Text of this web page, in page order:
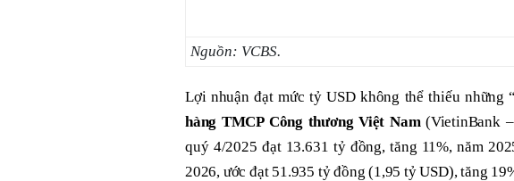
Nguồn: VCBS.
Lợi nhuận đạt mức tỷ USD không thể thiếu những
hàng TMCP Công thương Việt Nam(VietinBank –
quý 4/2025 đạt 13.631 tỷ đồng, tăng 11%, năm
2026, ước đạt 51.935 tỷ đồng (1,95 tỷ USD), tăng